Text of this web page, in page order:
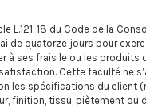
L.121-18 du Code de la
de quatorze jours pour
à ses frais le ou les produits
Cette faculté ne
les spécifications du client
finition, tissu, piètement ou